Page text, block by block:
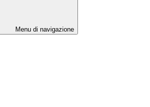
Menu di navigazione